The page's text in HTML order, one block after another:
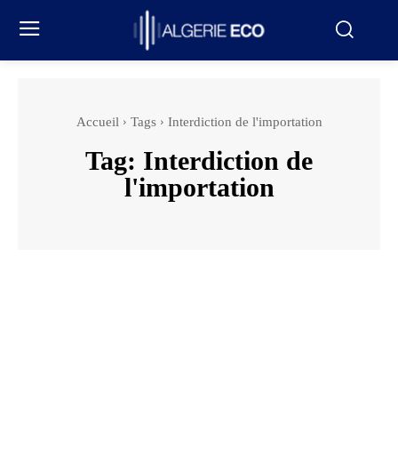
Accueil Tags Interdiction de l'importation
Tag: Interdiction de
l'importation